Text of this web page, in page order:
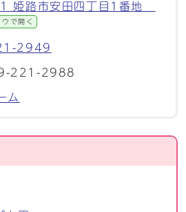
姫路市安田四丁目1番地
で開く
2949
221-2988
ム